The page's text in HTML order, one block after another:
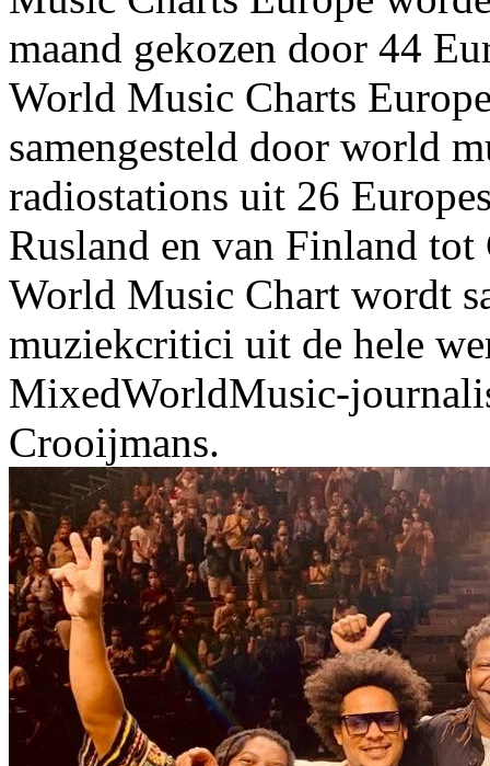
maand gekozen door 44
World Music Charts
samengesteld door world
radiostations uit 26
Rusland en van Finland
World Music Chart wordt
muziekcritici uit de hele
MixedWorldMusic-
Crooijmans.